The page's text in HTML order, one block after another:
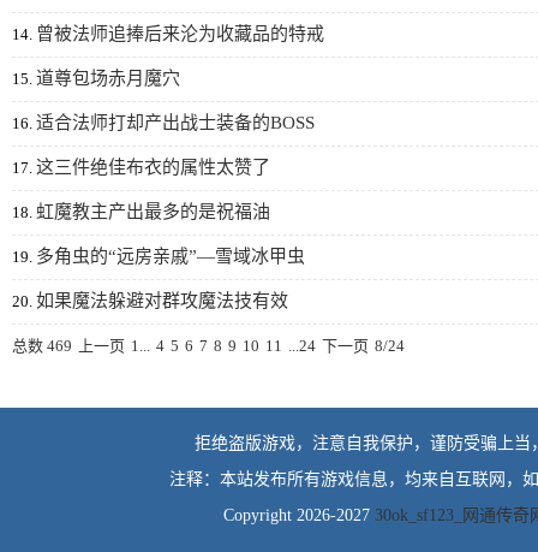
14. 曾被法师追捧后来沦为收藏品的特戒
15. 道尊包场赤月魔穴
16. 适合法师打却产出战士装备的BOSS
17. 这三件绝佳布衣的属性太赞了
18. 虹魔教主产出最多的是祝福油
19. 多角虫的“远房亲戚”—雪域冰甲虫
20. 如果魔法躲避对群攻魔法技有效
总数 469 上一页 1... 4 5 6 7 8 9 10 11 ...24 下一页 8/24
拒绝盗版游戏，注意自我保护，谨防受骗上
注释：本站发布所有游戏信息，均来自互联网，
Copyright 2026-2027 30ok_sf123_网通传奇